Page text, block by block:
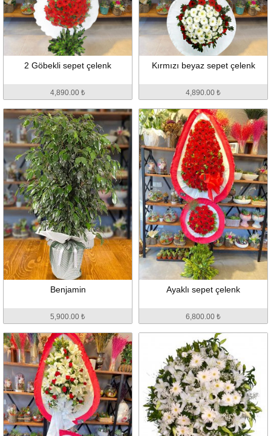
2 Göbekli sepet çelenk
4,890.00 ₺
Kırmızı beyaz sepet çelenk
4,890.00 ₺
Benjamin
5,900.00 ₺
Ayaklı sepet çelenk
6,800.00 ₺